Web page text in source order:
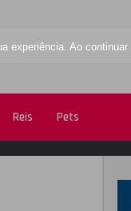
experiência. Ao
Reis Pets